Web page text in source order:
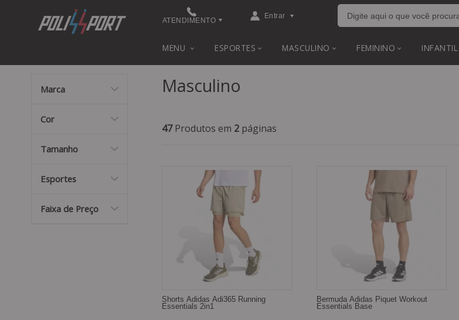
ATENDIMENTO
(48) 3622-0041
(48) 3622-0041
contato@polissport.com.br
Entrar
MENU ESPORTES MASCULINO FEMININO INFANTIL
Marca
Cor
Tamanho
Esportes
Faixa de Preço
Masculino
47Produtos em2páginas
Shorts Adidas Adi365 Running
Essentials 2in1
Bermuda Adidas Piquet Workout
Essentials Base